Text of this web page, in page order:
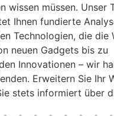
wissen müssen. Unser
Ihnen fundierte
Technologien, die die
neuen Gadgets bis zu
Innovationen – wir
Erweitern Sie Ihr
stets informiert über